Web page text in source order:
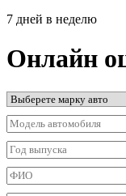
7 дней в неделю
Онлайн